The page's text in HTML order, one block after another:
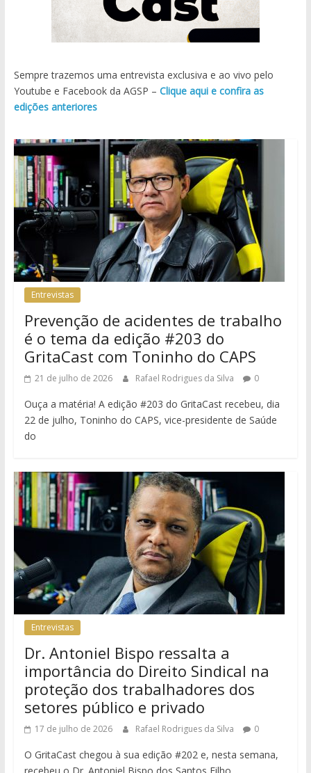
Sempre trazemos uma entrevista exclusiva e ao vivo pelo
Youtube e Facebook da AGSP – Clique aqui e confira as
edições anteriores
Entrevistas
Prevenção de acidentes de trabalho
é o tema da edição #203 do
GritaCast com Toninho do CAPS
21 de julho de 2026 Rafael Rodrigues da Silva 0
Ouça a matéria! A edição #203 do GritaCast recebeu, dia
22 de julho, Toninho do CAPS, vice-presidente de Saúde
do
Entrevistas
Dr. Antoniel Bispo ressalta a
importância do Direito Sindical na
proteção dos trabalhadores dos
setores público e privado
17 de julho de 2026 Rafael Rodrigues da Silva 0
O GritaCast chegou à sua edição #202 e, nesta semana,
recebeu o Dr. Antoniel Bispo dos Santos Filho,